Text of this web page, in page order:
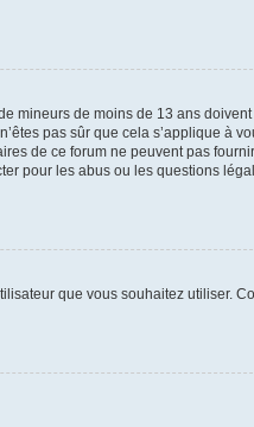
mineurs de moins de 13 ans
pas sûr que cela s’applique à
de ce forum ne peuvent pas
pour les abus ou les questions
que vous souhaitez utiliser.